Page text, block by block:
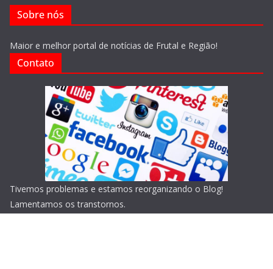
Sobre nós
Maior e melhor portal de notícias de Frutal e Região!
Contato
Tivemos problemas e estamos reorganizando o Blog!
Lamentamos os transtornos.